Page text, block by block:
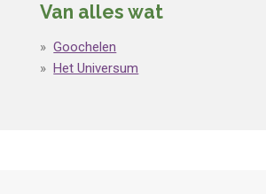
Van alles wat
Goochelen
Het Universum